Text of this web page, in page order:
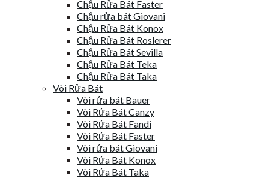
Chậu Rửa Bát Faster
Chậu rửa bát Giovani
Chậu Rửa Bát Konox
Chậu Rửa Bát Roslerer
Chậu Rửa Bát Sevilla
Chậu Rửa Bát Teka
Chậu Rửa Bát Taka
Vòi Rửa Bát
Vòi rửa bát Bauer
Vòi Rửa Bát Canzy
Vòi Rửa Bát Fandi
Vòi Rửa Bát Faster
Vòi rửa bát Giovani
Vòi Rửa Bát Konox
Vòi Rửa Bát Taka